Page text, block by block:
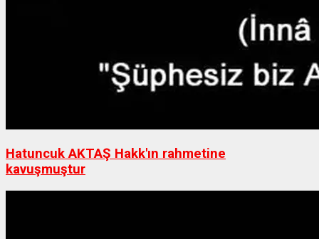
Hatuncuk AKTAŞ Hakk'ın rahmetine
kavuşmuştur